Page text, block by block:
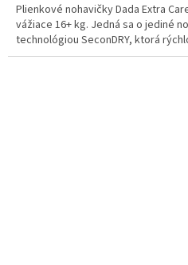
Plienkové nohavičky Dada Extra
vážiace 16+ kg. Jedná sa o jediné
technológiou SeconDRY, ktorá